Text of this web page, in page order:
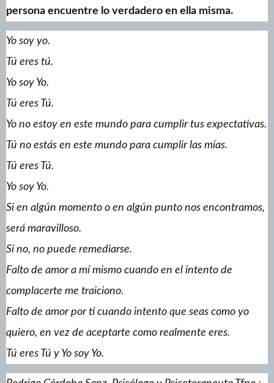
persona encuentre lo verdadero en ella misma.
Yo soy yo.
Tú eres tú.
Yo soy Yo.
Tú eres Tú.
Yo no estoy en este mundo para cumplir tus expectativas.
Tú no estás en este mundo para cumplir las mías.
Tú eres Tú.
Yo soy Yo.
Si en algún momento o en algún punto nos encontramos,
será maravilloso.
Si no, no puede remediarse.
Falto de amor a mí mismo cuando en el intento de
complacerte me traiciono.
Falto de amor por ti cuando intento que seas como yo
quiero, en vez de aceptarte como realmente eres.
Tú eres Tú y Yo soy Yo.